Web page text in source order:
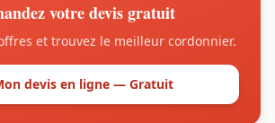
votre devis gratuit
et trouvez le meilleur cordonnier.
devis en ligne — Gratuit